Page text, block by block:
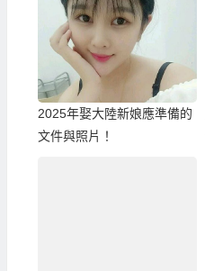
2025年娶大陸新娘應準備的
文件與照片！